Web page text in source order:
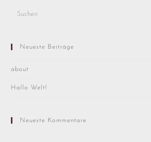
Neueste Beiträge
about
Hallo Welt!
Neueste Kommentare